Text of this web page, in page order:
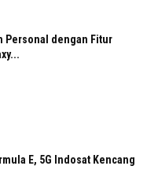
Personal dengan Fitur
E, 5G Indosat Kencang